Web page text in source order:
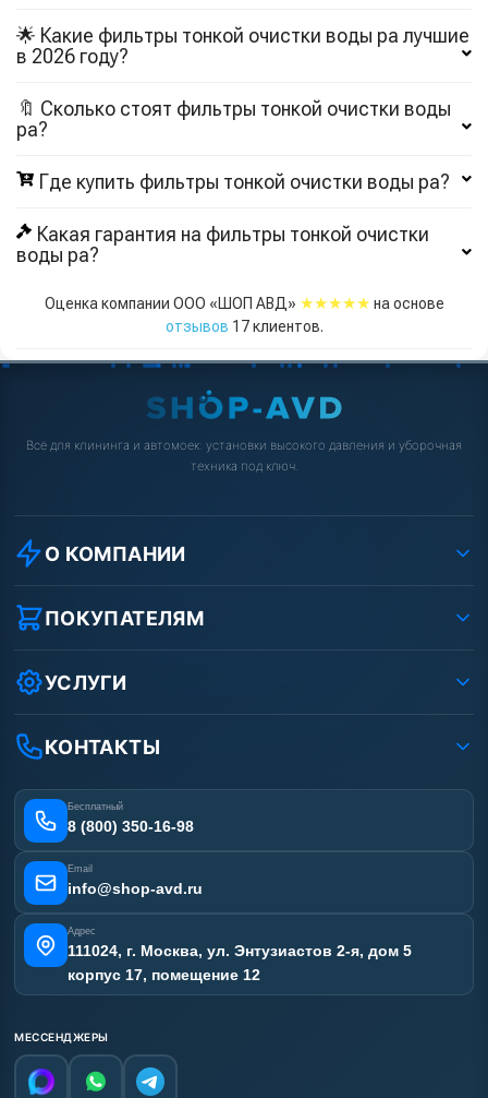
🌟 Какие фильтры тонкой очистки воды pa лучшие
в 2026 году?
🔖 Сколько стоят фильтры тонкой очистки воды
pa?
Где купить фильтры тонкой очистки воды pa?
Какая гарантия на фильтры тонкой очистки
воды pa?
Оценка компании ООО «ШОП АВД» ★★★★★ на основе
отзывов 17клиентов.
Всё для клининга и автомоек: установки высокого давления и уборочная
техника под ключ.
О КОМПАНИИ
О компании
Реквизиты ООО «Шоп АВД»
Условия соглашения
Вакансии
Статьи
ПОКУПАТЕЛЯМ
Как заказать?
Оплата
Лизинг
Получить скидку
УСЛУГИ
Услуги
Аренда АВД
Сертификаты
Наши работы
Карта сайта
КОНТАКТЫ
Бесплатный
8 (800) 350-16-98
Email
info@shop-avd.ru
Адрес
111024, г. Москва, ул. Энтузиастов 2-я, дом 5
корпус 17, помещение 12
МЕССЕНДЖЕРЫ